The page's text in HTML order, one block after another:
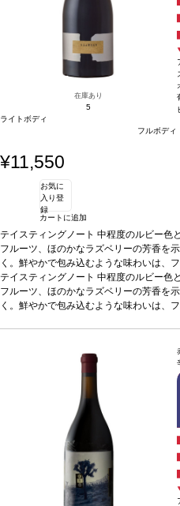
在庫あり
5
ライトボディ
フルボディ
¥11,550
お気に
入り登
録
カートに追加
テイスティングノート 中程度のルビー色
フルーツ、ほのかなラズベリーの芳香を
く。鮮やかで包み込むような味わいは、
み、生き生きとしている。後味はスパイ
快感も広がる。
合う料理ほぐしたポーク、ローストター
性葡萄品種ピノ・ノワール*本ヴィンテ
同様の場合は自動的に次のヴィンテージ
テイスティングノート 中程度のルビー色
フルーツ、ほのかなラズベリーの芳香を
く。鮮やかで包み込むような味わいは、
同様の場合は自動的に次のヴィンテージ